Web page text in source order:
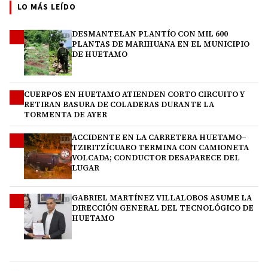
LO MÁS LEÍDO
DESMANTELAN PLANTÍO CON MIL 600
PLANTAS DE MARIHUANA EN EL MUNICIPIO
DE HUETAMO
CUERPOS EN HUETAMO ATIENDEN CORTO CIRCUITO Y
RETIRAN BASURA DE COLADERAS DURANTE LA
TORMENTA DE AYER
ACCIDENTE EN LA CARRETERA HUETAMO–
TZIRITZÍCUARO TERMINA CON CAMIONETA
VOLCADA; CONDUCTOR DESAPARECE DEL
LUGAR
GABRIEL MARTÍNEZ VILLALOBOS ASUME LA
DIRECCIÓN GENERAL DEL TECNOLÓGICO DE
HUETAMO